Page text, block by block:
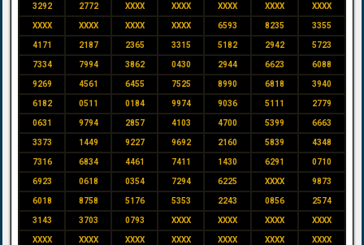
3292 2772 XXXX XXXX XXXX XXXX XXXX
XXXX XXXX XXXX XXXX 6593 8235 3355
4171 2187 2365 3315 5182 2942 5723
7334 7994 3862 0430 2944 6623 6088
9269 4561 6455 7525 8990 6818 3940
6182 0511 0184 9974 9036 5111 2779
0631 9794 2857 4103 4700 5399 6663
3373 1449 9227 9692 2160 5839 4348
7316 6834 4461 7411 1430 6291 0710
6923 0618 0354 7294 6225 XXXX 9873
6018 8758 5176 5353 2243 0856 2574
3143 3703 0793 XXXX XXXX XXXX XXXX
XXXX XXXX XXXX XXXX XXXX XXXX XXXX